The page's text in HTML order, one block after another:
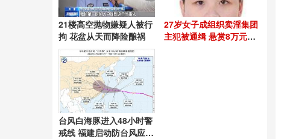
21楼高空抛物嫌疑人被行
拘 花盆从天而降险酿祸
27岁女子成组织卖淫集团
主犯被通缉 悬赏8万元捉
台风白海豚进入48小时警
戒线 福建启动防台风应急